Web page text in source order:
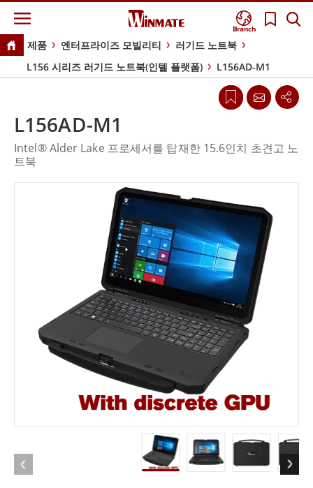
Branch
제품 엔터프라이즈 모빌리티
러기드 노트북
L156 시리즈 러기드 노트북(인텔 플랫폼)
L156AD-M1
L156AD-M1
Intel® Alder Lake 프로세서를 탑재한 15.6인치 초견고 노
트북